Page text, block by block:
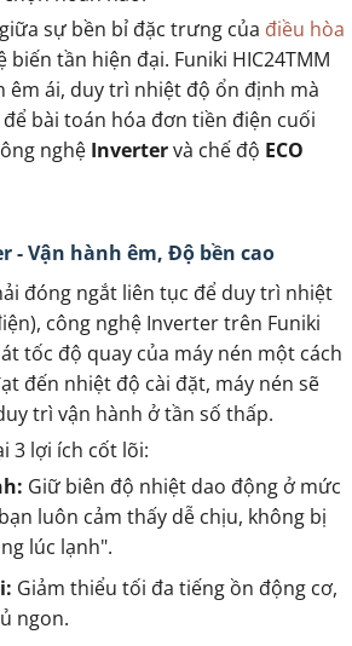
sự bền bỉ đặc trưng của điều hòa
biến tần hiện đại. Funiki HIC24TMM
êm ái, duy trì nhiệt độ ổn định mà
bài toán hóa đơn tiền điện cuối
nghệ Invertervà chế độ ECO
- Vận hành êm, Độ bền cao
đóng ngắt liên tục để duy trì nhiệt
công nghệ Inverter trên Funiki
tốc độ quay của máy nén một cách
đến nhiệt độ cài đặt, máy nén sẽ
trì vận hành ở tần số thấp.
3 lợi ích cốt lõi:
Giữ biên độ nhiệt dao động ở mức
luôn cảm thấy dễ chịu, không bị
lúc lạnh".
Giảm thiểu tối đa tiếng ồn động cơ,
ngon.